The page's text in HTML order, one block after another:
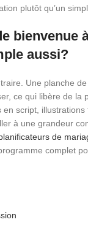
plutôt qu’un
bienvenue
aussi?
Une planche
ce qui libère de la
script,
à une grandeur
de
complet